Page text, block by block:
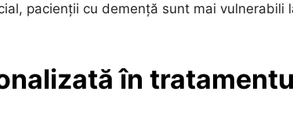
pacienții cu demență sunt mai vulnerabili
în